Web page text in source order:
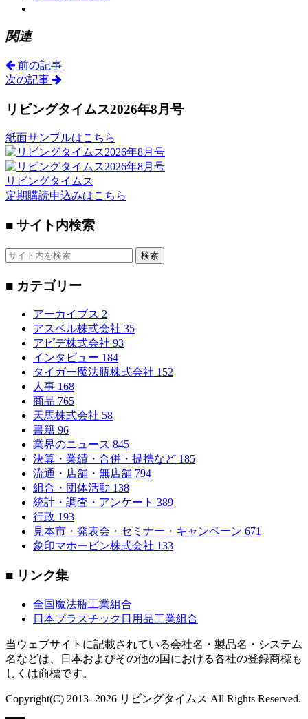
関連
前の記事
次の記事
リビングタイムス2026年8月号
紙面サンプルはこちら
リビングタイムス
定期購読申込みはこちら
■ サイト内検索
検索
■ カテゴリー
アーカイブス 2
アスベル株式会社 35
アピデ株式会社 93
インタビュー 184
タイガー魔法瓶株式会社 152
人事 168
商品 765
天馬株式会社 58
書籍 96
業界のニュース 845
決算・業績・合併・提携など 185
流通・店舗・無店舗 794
組合・団体活動 138
統計・調査・アンケート 389
行政 193
見本市・発表会・セミナー・キャンペーン 671
象印マホービン株式会社 133
■ リンク集
全国魔法瓶工業組合
日本プラスチック日用品工業組合
当ウェブサイトに記載されている会社名・製品名・システム
名などは、日本およびその他の国における各社の登録商標も
しくは商標です。
Copyright(C) 2013- 2026 リビングタイムス All Rights Reserved.